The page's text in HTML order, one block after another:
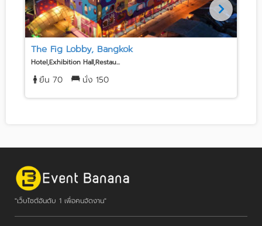
The Fig Lobby, Bangkok
Hotel,Exhibition Hall,Restau...
ยืน 70 นั่ง 150
"เว็บไซต์อันดับ 1 เพื่อคนจัดงาน"